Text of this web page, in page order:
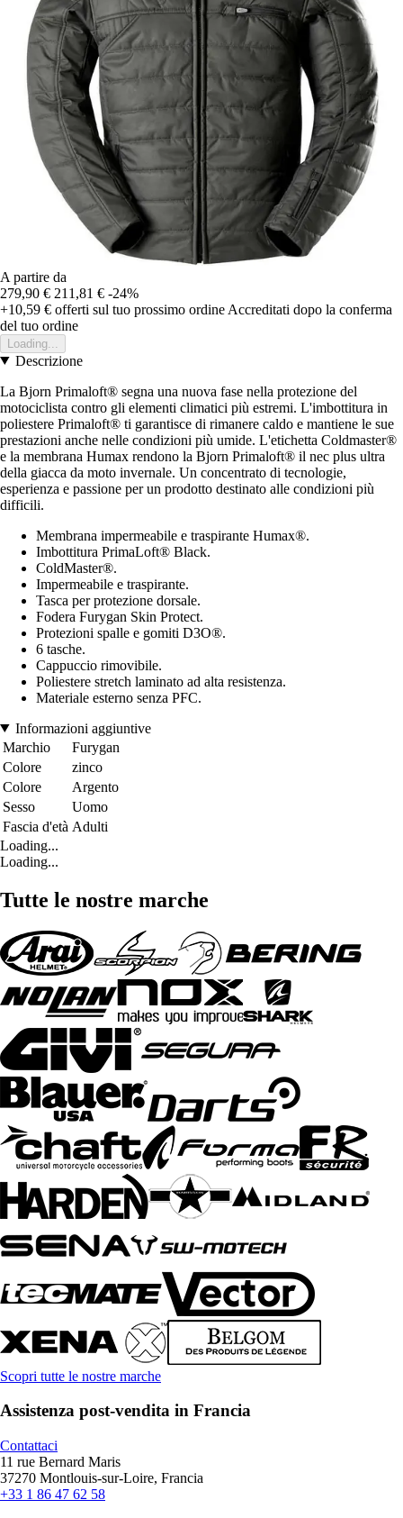
A partire da
279,90 € 211,81 € -24%
+10,59 € offerti sul tuo prossimo ordine Accreditati dopo la conferma
del tuo ordine
Loading...
Descrizione
La Bjorn Primaloft® segna una nuova fase nella protezione del
motociclista contro gli elementi climatici più estremi. L'imbottitura in
poliestere Primaloft® ti garantisce di rimanere caldo e mantiene le sue
prestazioni anche nelle condizioni più umide. L'etichetta Coldmaster®
e la membrana Humax rendono la Bjorn Primaloft® il nec plus ultra
della giacca da moto invernale. Un concentrato di tecnologie,
esperienza e passione per un prodotto destinato alle condizioni più
difficili.
Membrana impermeabile e traspirante Humax®.
Imbottitura PrimaLoft® Black.
ColdMaster®.
Impermeabile e traspirante.
Tasca per protezione dorsale.
Fodera Furygan Skin Protect.
Protezioni spalle e gomiti D3O®.
6 tasche.
Cappuccio rimovibile.
Poliestere stretch laminato ad alta resistenza.
Materiale esterno senza PFC.
Informazioni aggiuntive
Marchio
Furygan
Colore
zinco
Colore
Argento
Sesso
Uomo
Fascia d'età Adulti
Loading...
Loading...
Tutte le nostre marche
Scopri tutte le nostre marche
Assistenza post-vendita in Francia
Contattaci
11 rue Bernard Maris
37270 Montlouis-sur-Loire, Francia
+33 1 86 47 62 58